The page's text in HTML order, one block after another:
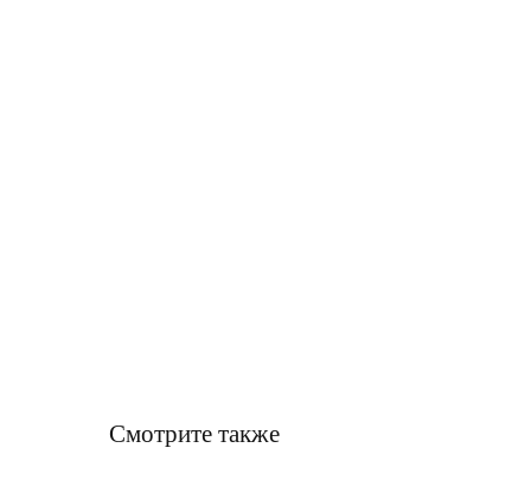
Смотрите также